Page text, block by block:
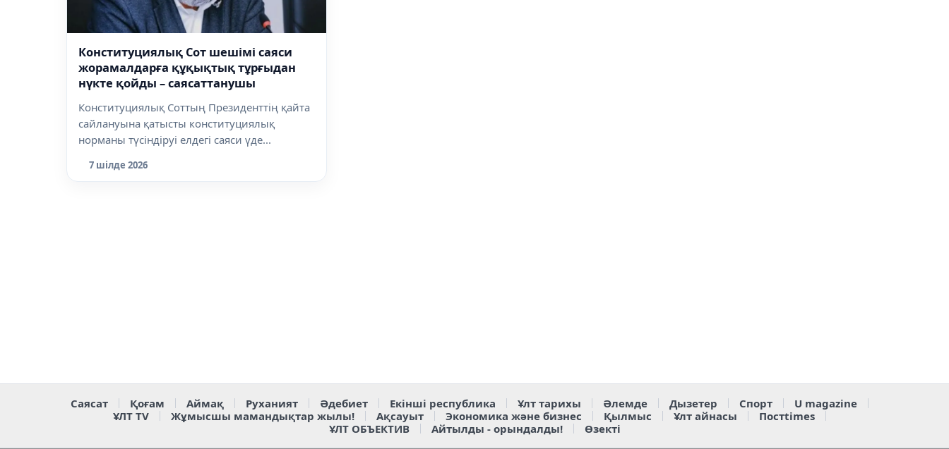
Конституциялық Сот шешімі саяси
жорамалдарға құқықтық тұрғыдан
нүкте қойды – саясаттанушы
Конституциялық Соттың Президенттің қайта
сайлануына қатысты конституциялық
норманы түсіндіруі елдегі саяси үде...
7 шілде 2026
Саясат Қоғам Аймақ Руханият Әдебиет Екінші республика Ұлт тарихы Әлемде Дызетер Спорт
U magazine
ҰЛТ TV
Жұмысшы мамандықтар жылы! Ақсауыт Экономика және бизнес Қылмыс Ұлт айнасы
Постtimes
ҰЛТ ОБЪЕКТИВ
Айтылды - орындалды! Өзекті